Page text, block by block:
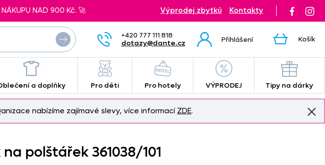
+420 777 111 818
dotazy@dante.cz
Přihlášení Košík
NAD 900 Kč. 🚀 Výprodej zbytků Kontakty
a doplňky Pro děti Pro hotely VÝPRODEJ Tipy na dárky
nabízíme zajímavé slevy, více informací ZDE.
na polštářek 361038/101